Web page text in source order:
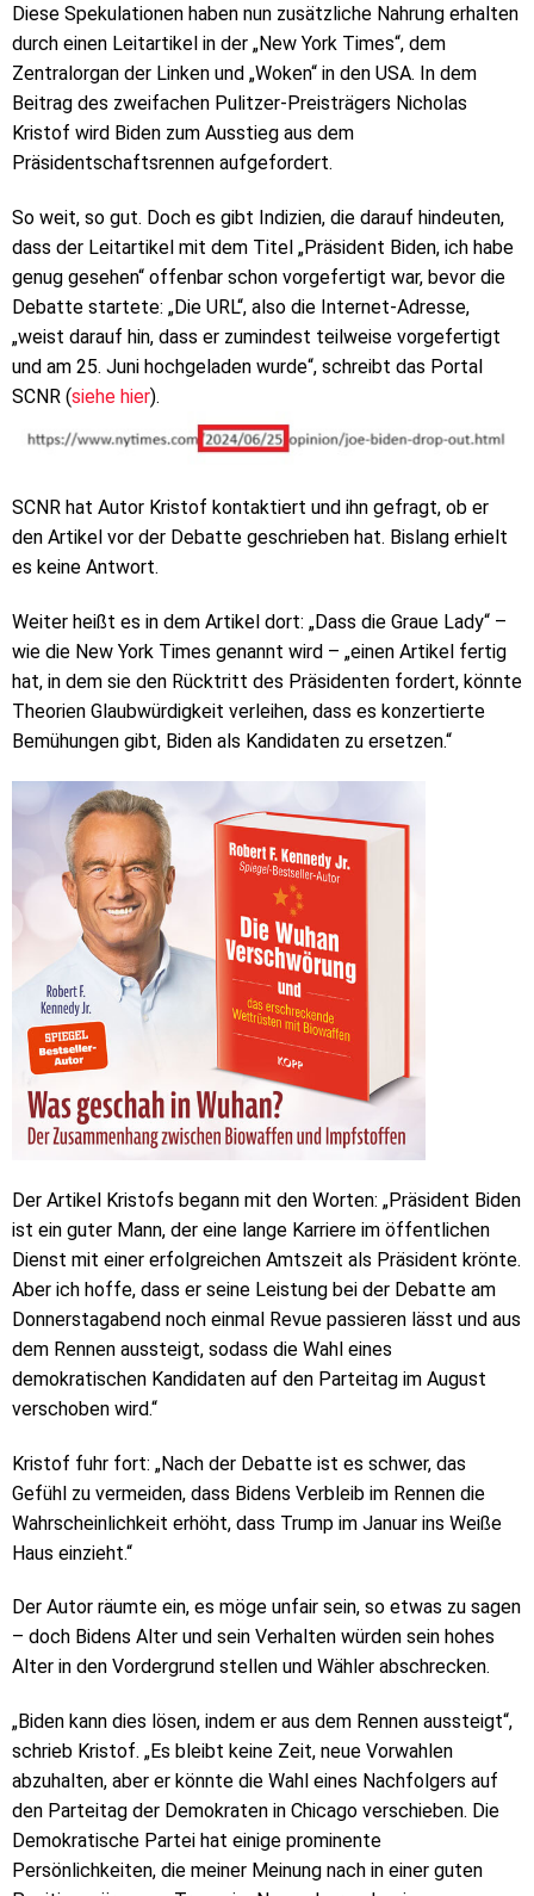
Diese Spekulationen haben nun zusätzliche Nahrung erhalten
durch einen Leitartikel in der „New York Times“, dem
Zentralorgan der Linken und „Woken“ in den USA. In dem
Beitrag des zweifachen Pulitzer-Preisträgers Nicholas
Kristof wird Biden zum Ausstieg aus dem
Präsidentschaftsrennen aufgefordert.
So weit, so gut. Doch es gibt Indizien, die darauf hindeuten,
dass der Leitartikel mit dem Titel „Präsident Biden, ich habe
genug gesehen“ offenbar schon vorgefertigt war, bevor die
Debatte startete: „Die URL“, also die Internet-Adresse,
„weist darauf hin, dass er zumindest teilweise vorgefertigt
und am 25. Juni hochgeladen wurde“, schreibt das Portal
SCNR (siehe hier).
SCNR hat Autor Kristof kontaktiert und ihn gefragt, ob er
den Artikel vor der Debatte geschrieben hat. Bislang erhielt
es keine Antwort.
Weiter heißt es in dem Artikel dort: „Dass die Graue Lady“ –
wie die New York Times genannt wird – „einen Artikel fertig
hat, in dem sie den Rücktritt des Präsidenten fordert, könnte
Theorien Glaubwürdigkeit verleihen, dass es konzertierte
Bemühungen gibt, Biden als Kandidaten zu ersetzen.“
Der Artikel Kristofs begann mit den Worten: „Präsident Biden
ist ein guter Mann, der eine lange Karriere im öffentlichen
Dienst mit einer erfolgreichen Amtszeit als Präsident krönte.
Aber ich hoffe, dass er seine Leistung bei der Debatte am
Donnerstagabend noch einmal Revue passieren lässt und aus
dem Rennen aussteigt, sodass die Wahl eines
demokratischen Kandidaten auf den Parteitag im August
verschoben wird.“
Kristof fuhr fort: „Nach der Debatte ist es schwer, das
Gefühl zu vermeiden, dass Bidens Verbleib im Rennen die
Wahrscheinlichkeit erhöht, dass Trump im Januar ins Weiße
Haus einzieht.“
Der Autor räumte ein, es möge unfair sein, so etwas zu sagen
– doch Bidens Alter und sein Verhalten würden sein hohes
Alter in den Vordergrund stellen und Wähler abschrecken.
„Biden kann dies lösen, indem er aus dem Rennen aussteigt“,
schrieb Kristof. „Es bleibt keine Zeit, neue Vorwahlen
abzuhalten, aber er könnte die Wahl eines Nachfolgers auf
den Parteitag der Demokraten in Chicago verschieben. Die
Demokratische Partei hat einige prominente
Persönlichkeiten, die meiner Meinung nach in einer guten